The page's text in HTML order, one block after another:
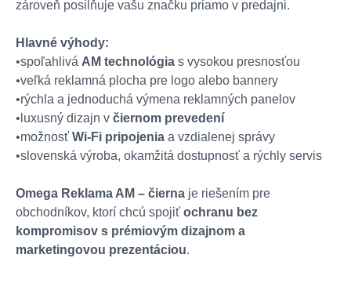
zároveň posilňuje vašu značku priamo v predajni.
Hlavné výhody:
•spoľahlivá AM technológia s vysokou presnosťou
•veľká reklamná plocha pre logo alebo bannery
•rýchla a jednoduchá výmena reklamných panelov
•luxusný dizajn v čiernom prevedení
•možnosť Wi-Fi pripojenia a vzdialenej správy
•slovenská výroba, okamžitá dostupnosť a rýchly servis
Omega Reklama AM – čierna je riešením pre
obchodníkov, ktorí chcú spojiť ochranu bez
kompromisov s prémiovým dizajnom a
marketingovou prezentáciou.